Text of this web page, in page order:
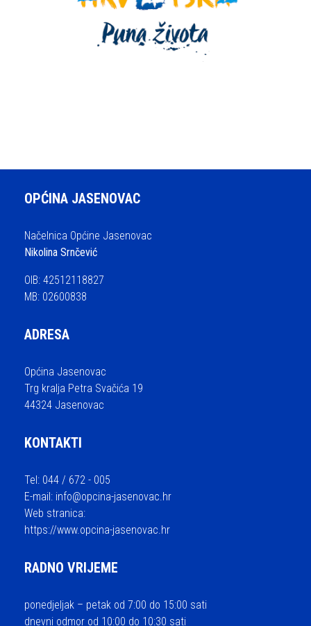
OPĆINA JASENOVAC
Načelnica Općine Jasenovac
Nikolina Srnčević
OIB: 42512118827
MB: 02600838
ADRESA
Općina Jasenovac
Trg kralja Petra Svačića 19
44324 Jasenovac
KONTAKTI
Tel: 044 / 672 - 005
E-mail: info@opcina-jasenovac.hr
Web stranica:
https://www.opcina-jasenovac.hr
RADNO VRIJEME
ponedjeljak – petak od 7:00 do 15:00 sati
dnevni odmor od 10:00 do 10:30 sati